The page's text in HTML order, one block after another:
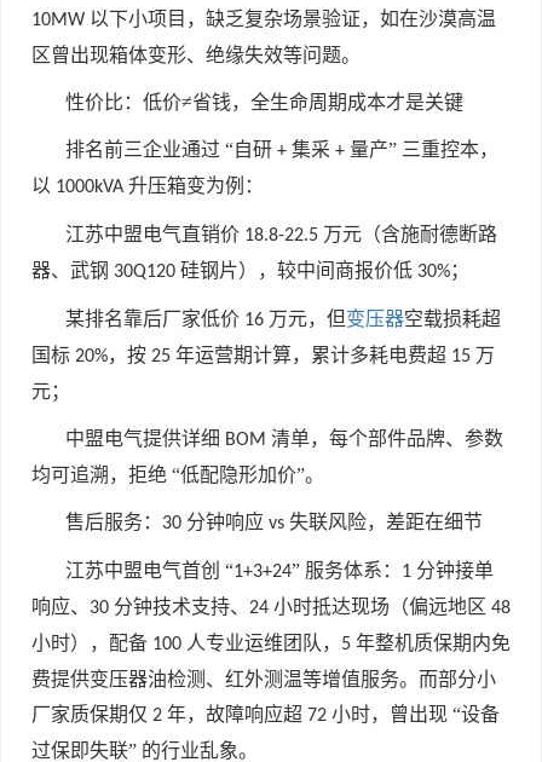
10MW 以下小项目，缺乏复杂场景验证，如在沙漠高温
区曾出现箱体变形、绝缘失效等问题。
性价比：低价≠省钱，全生命周期成本才是关键
排名前三企业通过 “自研 + 集采 + 量产” 三重控本，
以 1000kVA 升压箱变为例：
江苏中盟电气直销价 18.8-22.5 万元（含施耐德断路
器、武钢 30Q120 硅钢片），较中间商报价低 30%；
某排名靠后厂家低价 16 万元，但变压器空载损耗超
国标 20%，按 25 年运营期计算，累计多耗电费超 15 万
元；
中盟电气提供详细 BOM 清单，每个部件品牌、参数
均可追溯，拒绝 “低配隐形加价”。
售后服务： 30 分钟响应 vs 失联风险，差距在细节
江苏中盟电气首创 “1+3+24” 服务体系： 1 分钟接单
响应、 30 分钟技术支持、 24 小时抵达现场（偏远地区 48
小时），配备 100 人专业运维团队， 5 年整机质保期内免
费提供变压器油检测、红外测温等增值服务。而部分小
厂家质保期仅 2 年，故障响应超 72 小时，曾出现 “设备
过保即失联” 的行业乱象。